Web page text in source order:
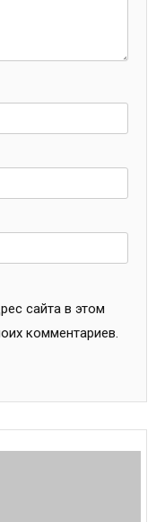
сайта в этом
комментариев.